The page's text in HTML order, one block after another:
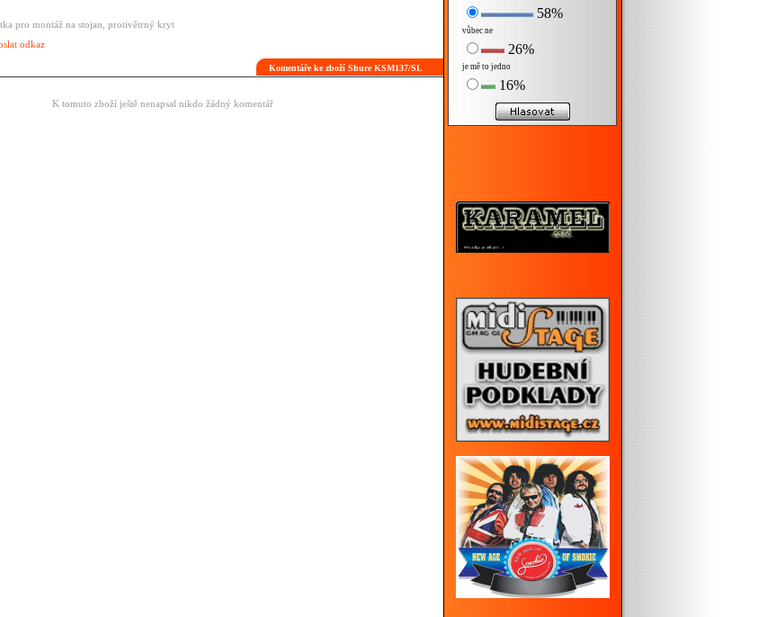
pro montáž na stojan, protivětrný kryt
odkaz
Komentáře ke zboží Shure KSM137/SL
K tomuto zboží ještě nenapsal nikdo žádný komentář
58%
vůbec ne
26%
je mě to jedno
16%